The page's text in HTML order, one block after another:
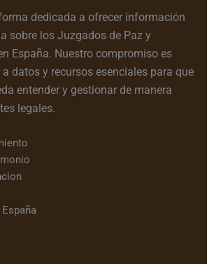
dedicada a ofrecer información
sobre los Juzgados de Paz y
España. Nuestro compromiso es
datos y recursos esenciales para que
entender y gestionar de manera
legales.